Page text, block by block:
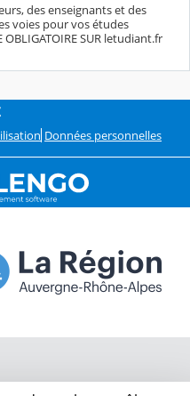
des enseignants et des
voies pour vos études
OBLIGATOIRE SUR letudiant.fr
Données personnelles